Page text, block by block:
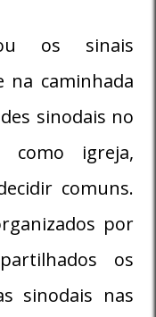
os sinais
na caminhada
sinodais no
como igreja,
comuns.
por
os
sinodais nas